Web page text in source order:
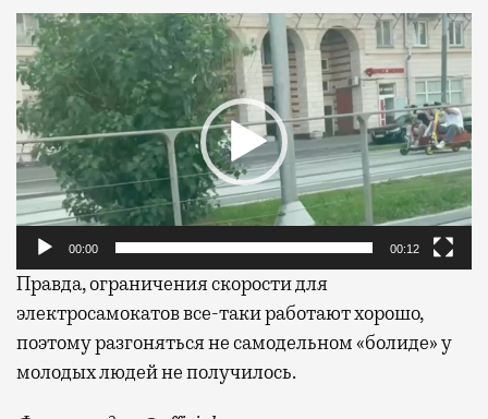
Видеоплеер
00:00 00:12
Правда, ограничения скорости для
электросамокатов все-таки работают хорошо,
поэтому разгоняться не самодельном «болиде» у
молодых людей не получилось.